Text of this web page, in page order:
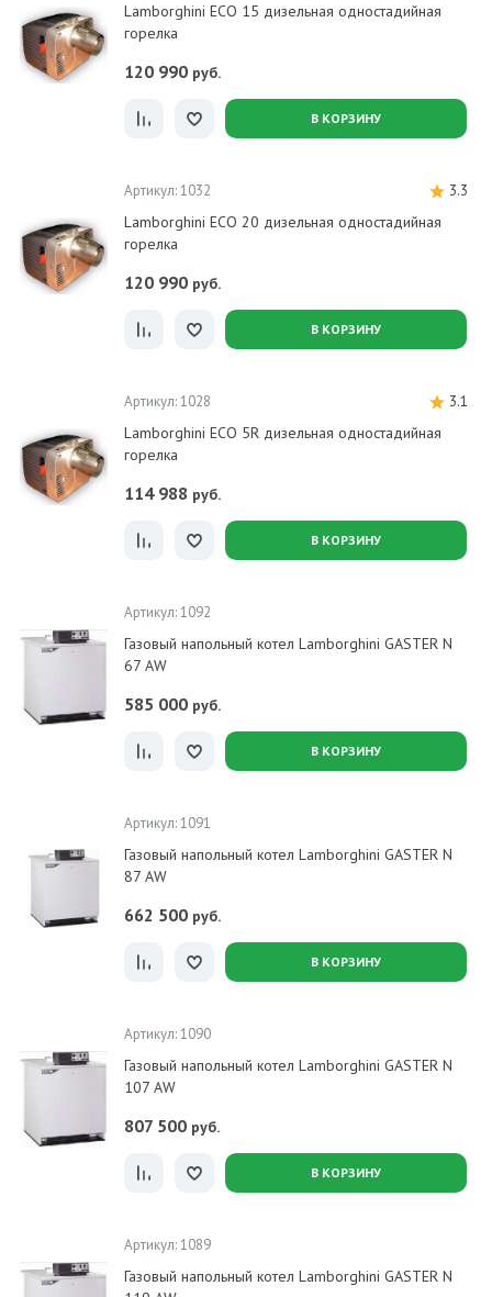
Lamborghini ECO 15 дизельная одностадийная
горелка
120 990 руб.
В КОРЗИНУ
Артикул: 1032 3.3
Lamborghini ECO 20 дизельная одностадийная
горелка
120 990 руб.
В КОРЗИНУ
Артикул: 1028 3.1
Lamborghini ECO 5R дизельная одностадийная
горелка
114 988 руб.
В КОРЗИНУ
Артикул: 1092
Газовый напольный котел Lamborghini GASTER N
67 AW
585 000 руб.
В КОРЗИНУ
Артикул: 1091
Газовый напольный котел Lamborghini GASTER N
87 AW
662 500 руб.
В КОРЗИНУ
Артикул: 1090
Газовый напольный котел Lamborghini GASTER N
107 AW
807 500 руб.
В КОРЗИНУ
Артикул: 1089
Газовый напольный котел Lamborghini GASTER N